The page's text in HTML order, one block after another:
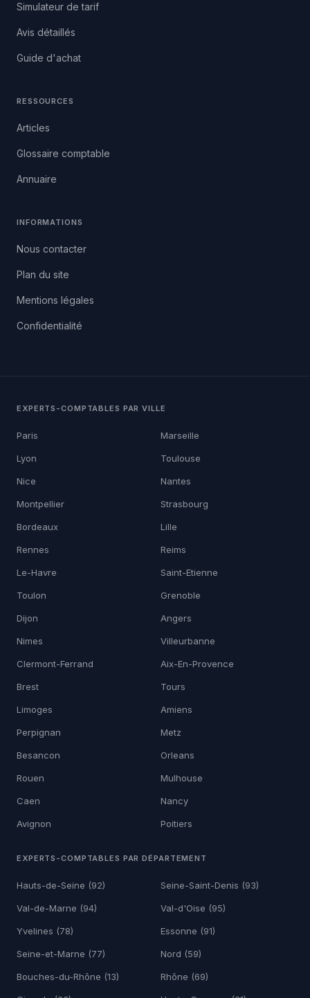
Simulateur de tarif
Avis détaillés
Guide d'achat
RESSOURCES
Articles
Glossaire comptable
Annuaire
INFORMATIONS
Nous contacter
Plan du site
Mentions légales
Confidentialité
EXPERTS-COMPTABLES PAR VILLE
Paris Marseille
Lyon Toulouse
Nice Nantes
Montpellier Strasbourg
Bordeaux Lille
Rennes Reims
Le-Havre Saint-Etienne
Toulon Grenoble
Dijon Angers
Nimes Villeurbanne
Clermont-Ferrand Aix-En-Provence
Brest Tours
Limoges Amiens
Perpignan Metz
Besancon Orleans
Rouen Mulhouse
Caen Nancy
Avignon Poitiers
EXPERTS-COMPTABLES PAR DÉPARTEMENT
Hauts-de-Seine (92) Seine-Saint-Denis (93)
Val-de-Marne (94) Val-d'Oise (95)
Yvelines (78) Essonne (91)
Seine-et-Marne (77) Nord (59)
Bouches-du-Rhône (13) Rhône (69)